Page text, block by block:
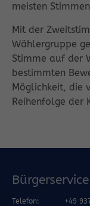
meisten
Mit der
Wählergruppe
Stimme auf der
bestimmten
Möglichkeit, die
Reihenfolge der
Bürgerservice
Telefon:
+49